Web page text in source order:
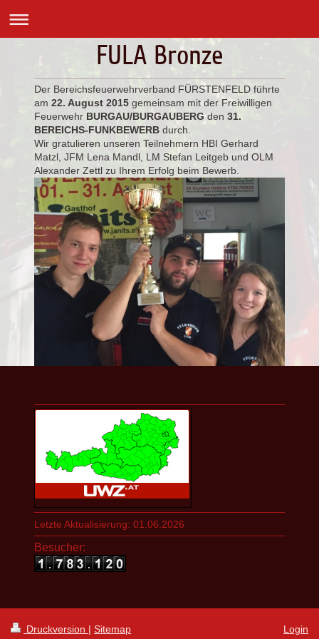
FULA Bronze
Der Bereichsfeuerwehrverband FÜRSTENFELD führte
am 22. August 2015 gemeinsam mit der Freiwilligen
Feuerwehr BURGAU/BURGAUBERG den 31.
BEREICHS-FUNKBEWERB durch.
Wir gratulieren unseren Teilnehmern HBI Gerhard
Matzl, JFM Lena Mandl, LM Stefan Leitgeb und OLM
Alexander Zettl zu Ihrem Erfolg beim Bewerb.
Letzte Aktualisierung: 01.06.2026
Besucher:
Druckversion | Sitemap
Login